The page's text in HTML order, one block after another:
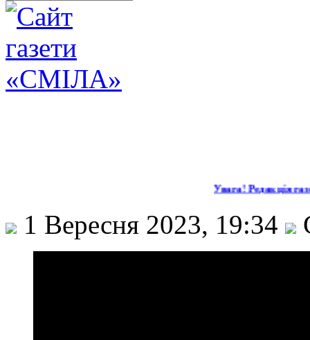
Увага! Редакція
1 Вересня 2023, 19:34